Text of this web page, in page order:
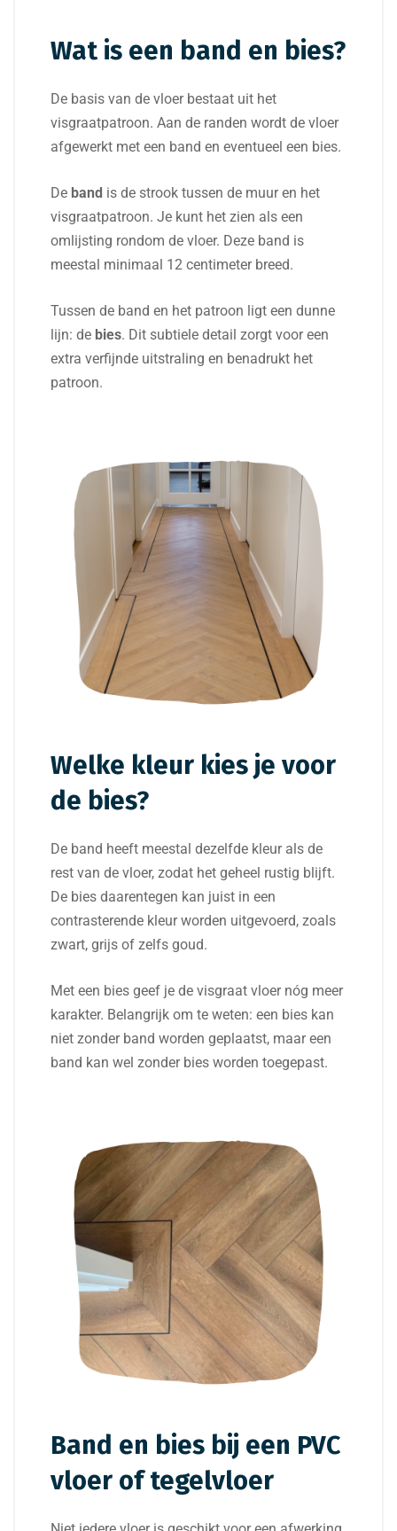
Wat is een band en bies?
De basis van de vloer bestaat uit het
visgraatpatroon. Aan de randen wordt de vloer
afgewerkt met een band en eventueel een bies.
De band is de strook tussen de muur en het
visgraatpatroon. Je kunt het zien als een
omlijsting rondom de vloer. Deze band is
meestal minimaal 12 centimeter breed.
Tussen de band en het patroon ligt een dunne
lijn: de bies. Dit subtiele detail zorgt voor een
extra verfijnde uitstraling en benadrukt het
patroon.
Welke kleur kies je voor
de bies?
De band heeft meestal dezelfde kleur als de
rest van de vloer, zodat het geheel rustig blijft.
De bies daarentegen kan juist in een
contrasterende kleur worden uitgevoerd, zoals
zwart, grijs of zelfs goud.
Met een bies geef je de visgraat vloer nóg meer
karakter. Belangrijk om te weten: een bies kan
niet zonder band worden geplaatst, maar een
band kan wel zonder bies worden toegepast.
Band en bies bij een PVC
vloer of tegelvloer